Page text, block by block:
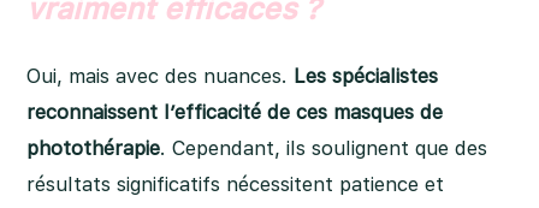
vraiment efficaces ?
Oui, mais avec des nuances. Les spécialistes
reconnaissent l’efficacité de ces masques de
photothérapie. Cependant, ils soulignent que des
résultats significatifs nécessitent patience et